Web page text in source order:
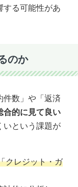
する可能性があ
のか
件数」や「返済
合的に見て良い
いという課題が
クレジット・ガ